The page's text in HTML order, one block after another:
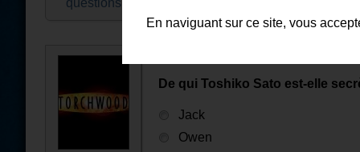
questions
De qui Toshiko Sato est-elle
Jack
Owen
En naviguant sur ce site, vous